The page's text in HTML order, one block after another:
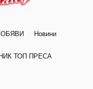
ОБЯВИ Новини
ТОП ПРЕСА